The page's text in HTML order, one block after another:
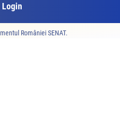
Login
României SENAT.